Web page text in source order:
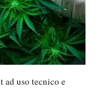
ad uso tecnico e